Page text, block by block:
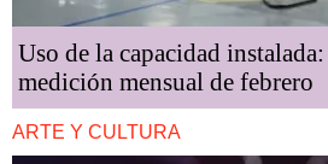
Uso de la capacidad
medición mensual de febrero
ARTE Y CULTURA